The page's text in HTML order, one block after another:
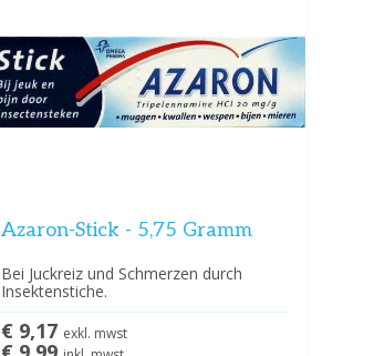
Azaron-Stick - 5,75 Gramm
Bei Juckreiz und Schmerzen durch
Insektenstiche.
€ 9,17 exkl. mwst